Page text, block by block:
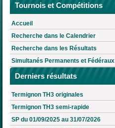
Tournois et Compétitions
Accueil
Recherche dans le Calendrier
Recherche dans les Résultats
Simultanés Permanents et Fédéraux
Derniers résultats
Termignon TH3 originales
Termignon TH3 semi-rapide
SP du 01/09/2025 au 31/07/2026